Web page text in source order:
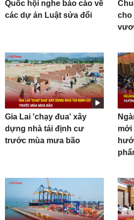
Quốc hội nghe báo cáo về
các dự án Luật sửa đổi
cho
Gia Lai 'chạy đua' xây
dựng nhà tái định cư
trước mùa mưa bão
mới